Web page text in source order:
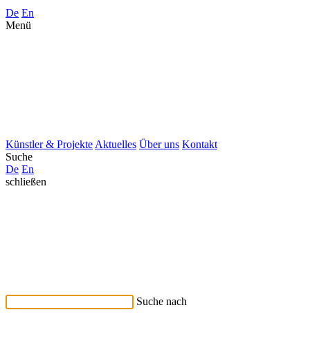
De En
Menü
Künstler & Projekte Aktuelles Über uns Kontakt
Suche
De En
schließen
Suche nach